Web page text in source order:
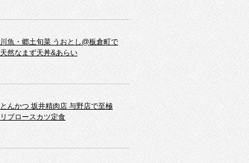
川魚・郷土旬菜 うおとし@板倉町で
天然なまず天丼&あらい
とんかつ 坂井精肉店 与野店で至極
リブロースカツ定食